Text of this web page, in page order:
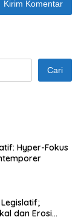
Cari
Hyper-Fokus
dan Erosi